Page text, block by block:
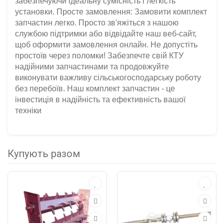
установки. Просте замовлення: Замовити комплект
запчастин легко. Просто зв'яжіться з нашою
службою підтримки або відвідайте наш веб-сайт,
щоб оформити замовлення онлайн. Не допустіть
простоїв через поломки! Забезпечте свій КТУ
надійними запчастинами та продовжуйте
виконувати важливу сільськогосподарську роботу
без перебоїв. Наш комплект запчастин - це
інвестиція в надійність та ефективність вашої
техніки
Купують разом